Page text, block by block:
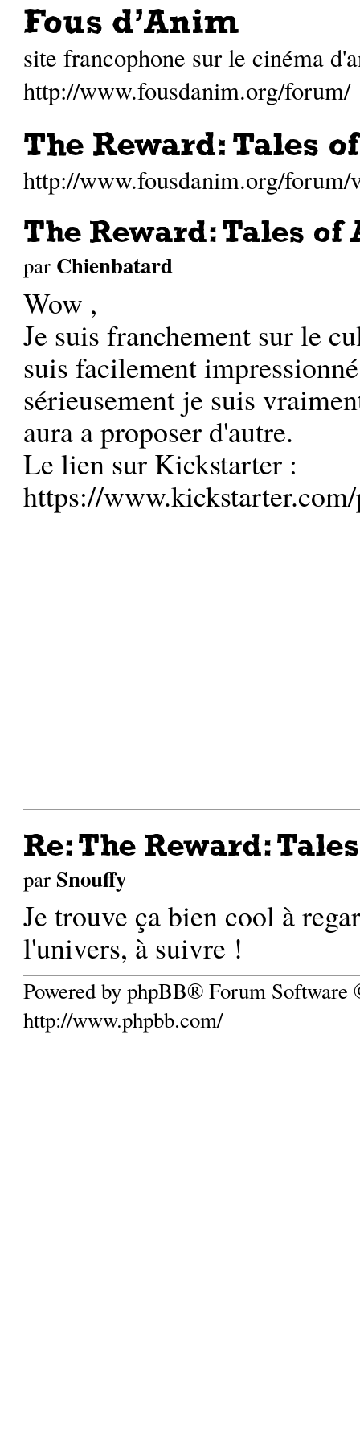
Fous d'Anim
site francophone sur le cinéma
http://www.fousdanim.org/forum/
The Reward: Tales
http://www.fousdanim.org/
The Reward: Tales
par Chienbatard
Wow ,
Je suis franchement sur le
suis facilement
sérieusement je suis
aura a proposer d'autre.
Le lien sur Kickstarter :
https://
Re: The Reward:
par Snouffy
Je trouve ça bien cool à
l'univers, à suivre !
Powered by phpBB® Forum
http://www.phpbb.com/